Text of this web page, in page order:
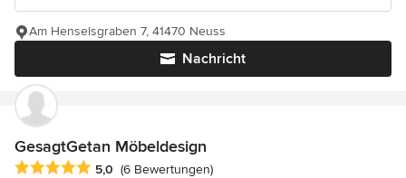
Nachricht
Am Henselsgraben 7, 41470 Neuss
GesagtGetan Möbeldesign
Durchschnittliche Bewertung: 5 von 5 Sternen
5,0 (6 Bewertungen)